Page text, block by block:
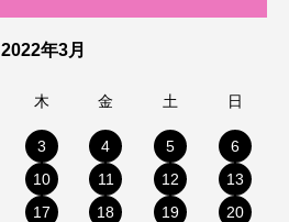
2022年3月
木 金 土 日
3 4 5
6
10 11 12
13
17 18 19
20